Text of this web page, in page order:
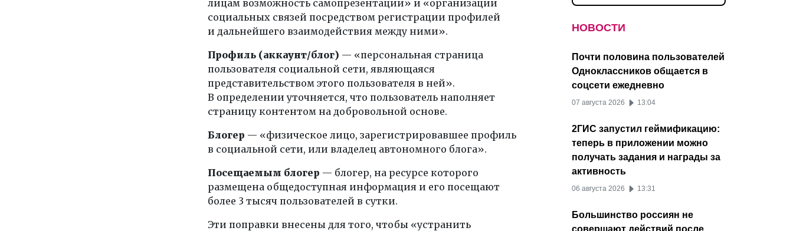
лицам возможность самопрезентации» и «организации
социальных связей посредством регистрации профилей
и дальнейшего взаимодействия между ними».
Профиль (аккаунт/блог) — «персональная страница
пользователя социальной сети, являющаяся
представительством этого пользователя в ней».
В определении уточняется, что пользователь наполняет
страницу контентом на добровольной основе.
Блогер — «физическое лицо, зарегистрировавшее профиль
в социальной сети, или владелец автономного блога».
Посещаемым блогер — блогер, на ресурсе которого
размещена общедоступная информация и его посещают
более 3 тысяч пользователей в сутки.
Эти поправки внесены для того, чтобы «устранить
НОВОСТИ
Почти половина пользователей
Одноклассников общается в
соцсети ежедневно
07 августа 2026 13:04
2ГИС запустил геймификацию:
теперь в приложении можно
получать задания и награды за
активность
06 августа 2026 13:31
Большинство россиян не
совершают действий после